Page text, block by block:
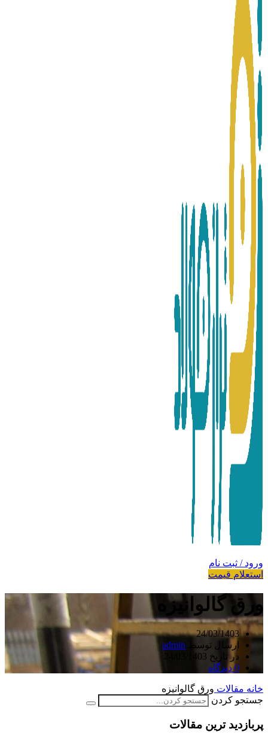
ورود / ثبت نام
استعلام قیمت
ورق گالوانیزه
24/03/1403
ارسال توسط
admin
در تاریخ 24/03/1403
0 دیدگاه
خانه مقالات ورق گالوانیزه
جستجو کردن
پربازدید ترین مقالات